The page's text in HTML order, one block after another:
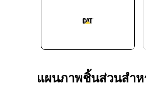
แผนภาพชิ้นส่วนสำห